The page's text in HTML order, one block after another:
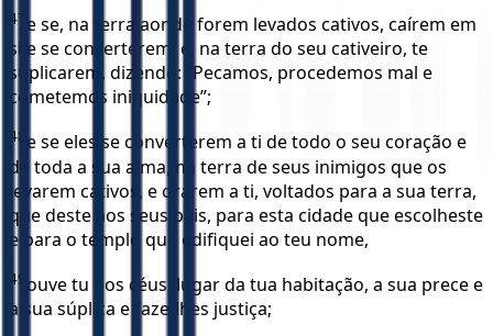
47 e se, na terra aonde forem levados cativos, caírem em
si e se converterem, e, na terra do seu cativeiro, te
suplicarem, dizendo: “Pecamos, procedemos mal e
cometemos iniquidade”;
48 e se eles se converterem a ti de todo o seu coração e
de toda a sua alma, na terra de seus inimigos que os
levarem cativos, e orarem a ti, voltados para a sua terra,
que deste aos seus pais, para esta cidade que escolheste
e para o templo que edifiquei ao teu nome,
49 ouve tu nos céus, lugar da tua habitação, a sua prece e
a sua súplica e faze-lhes justiça;